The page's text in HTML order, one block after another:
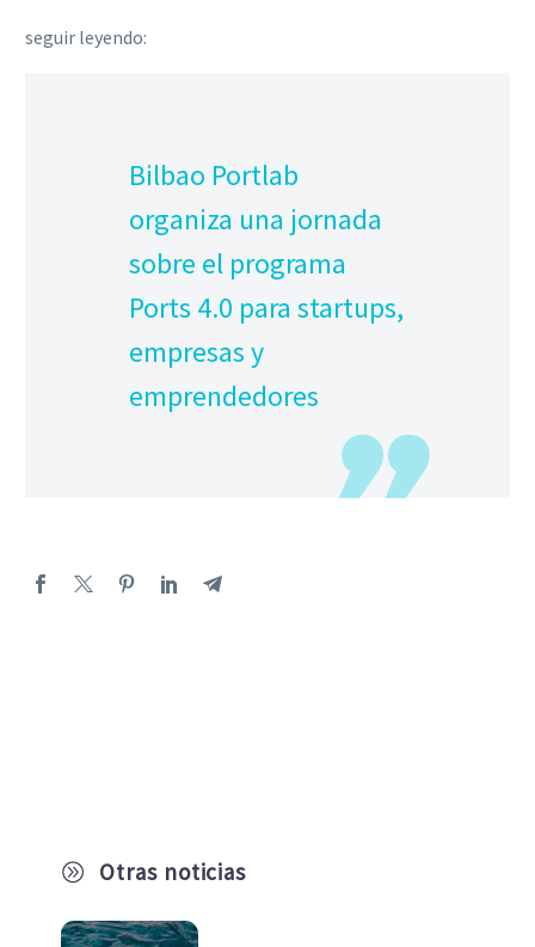
A Otras noticias
seguir leyendo:
Bilbao Portlab
organiza una jornada
sobre el programa
Ports 4.0 para startups,
empresas y
emprendedores